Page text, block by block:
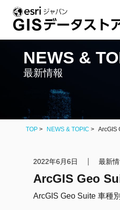
NEWS &
最新情報
TOP NEWS & TOPIC ArcGIS
2022年6月6日 最新
ArcGIS Geo
ArcGIS Geo Suite 車種